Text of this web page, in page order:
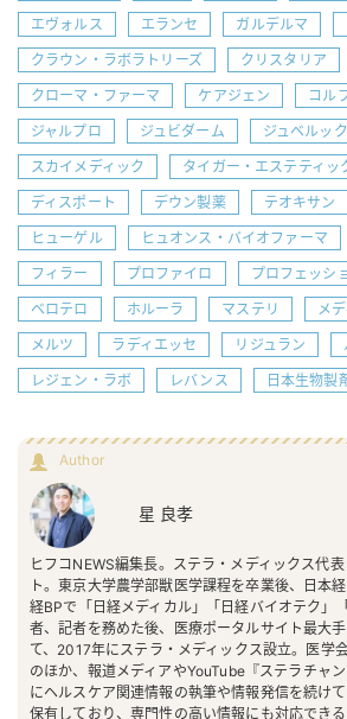
エヴォルス
エランセ ガルデルマ
クラウン・ラボラトリーズ
クリスタリア
クローマ・ファーマ
ケアジェン
コル
ジャルプロ
ジュビダーム ジュベルック
スカイメディック
タイガー・エステティッ
ディスポート
デウン製薬 テオキサン
ヒューゲル
ヒュオンス・バイオファーマ
フィラー
プロファイロ
プロフェッシ
ベロテロ
ホルーラ マステリ
メ
メルツ
ラディエッセ リジュラン
レジェン・ラボ
レバンス 日本生物製
Author
星 良孝
ヒフコNEWS編集長。ステラ・メディックス代
ト。東京大学農学部獣医学課程を卒業後、日本
経BPで「日経メディカル」「日経バイオテク」
者、記者を務めた後、医療ポータルサイト最大
て、2017年にステラ・メディックス設立。医学
のほか、報道メディアやYouTube『ステラチャ
にヘルスケア関連情報の執筆や情報発信を続け
保有しており、専門性の高い情報にも対応できる